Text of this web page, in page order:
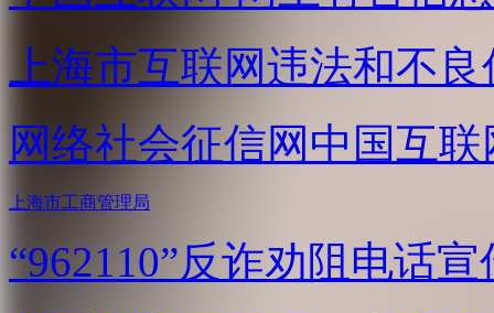
上海市互联网违法和不
网络社会征信网 中国互
上海市工商管理局
“962110”反诈劝阻电话宣